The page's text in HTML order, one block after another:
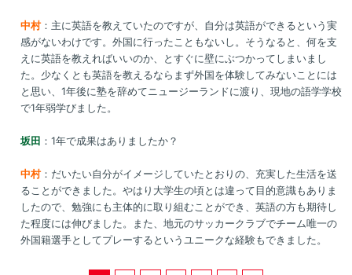
中村：主に英語を教えていたのですが、自分は英語ができるという実
感がないわけです。外国に行ったこともないし。そうなると、何を支
えに英語を教えればいいのか、とすぐに壁にぶつかってしまいまし
た。少なくとも英語を教えるならまず外国を体験してみないことには
と思い、1年後に塾を辞めてニュージーランドに渡り、現地の語学学校
で1年弱学びました。
坂田 ：1年で成果はありましたか？
中村：だいたい自分がイメージしていたとおりの、充実した生活を送
ることができました。やはり大学生の頃とは違って目的意識もありま
したので、勉強にも主体的に取り組むことができ、英語の方も期待し
た程度には伸びました。また、地元のサッカークラブでチーム唯一の
外国籍選手としてプレーするというユニークな経験もできました。